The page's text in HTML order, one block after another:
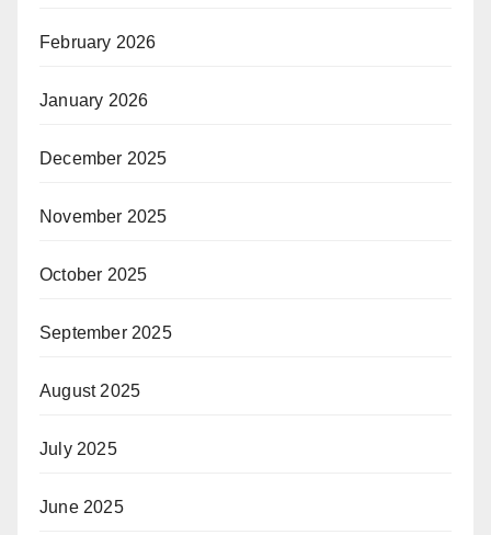
February 2026
January 2026
December 2025
November 2025
October 2025
September 2025
August 2025
July 2025
June 2025